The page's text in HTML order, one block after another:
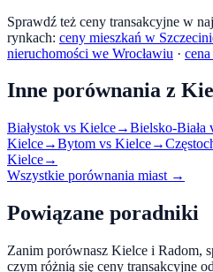
Sprawdź też ceny transakcyjne w
rynkach: ceny mieszkań w
nieruchomości we Wrocławiu ·
Inne porównania z
Białystok vs Kielce→Bielsko-Biała
Kielce→Bytom vs Kielce→
Kielce→
Wszystkie porównania miast →
Powiązane poradniki
Zanim porównasz Kielce i Radom,
czym różnią się ceny transakcyjne